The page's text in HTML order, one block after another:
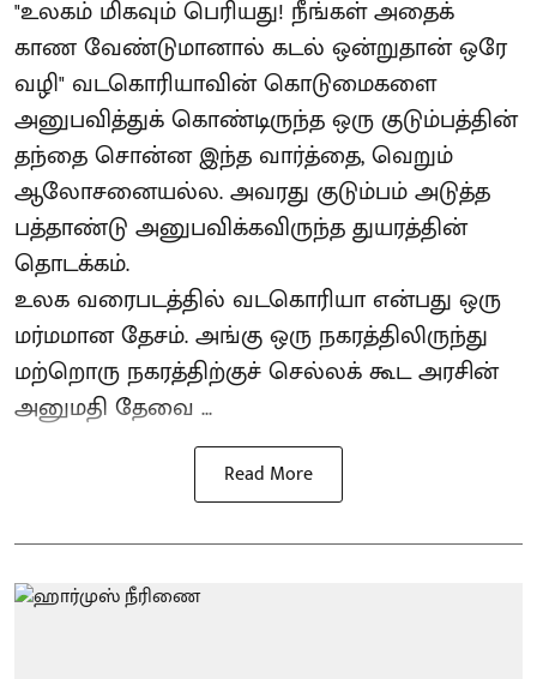
"உலகம் மிகவும் பெரியது! நீங்கள் அதைக்
காண வேண்டுமானால் கடல் ஒன்றுதான் ஒரே
வழி" வடகொரியாவின் கொடுமைகளை
அனுபவித்துக் கொண்டிருந்த ஒரு குடும்பத்தின்
தந்தை சொன்ன இந்த வார்த்தை, வெறும்
ஆலோசனையல்ல. அவரது குடும்பம் அடுத்த
பத்தாண்டு அனுபவிக்கவிருந்த துயரத்தின்
தொடக்கம்.
உலக வரைபடத்தில் வடகொரியா என்பது ஒரு
மர்மமான தேசம். அங்கு ஒரு நகரத்திலிருந்து
மற்றொரு நகரத்திற்குச் செல்லக் கூட அரசின்
அனுமதி தேவை ...
Read More